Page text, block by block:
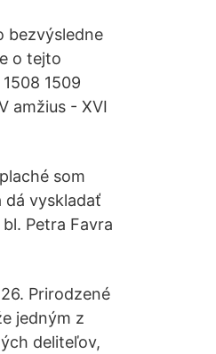
bezvýsledne
o tejto
1509
amžius - XVI
som
dá vyskladať
Petra Favra
Prirodzené
jedným z
deliteľov,